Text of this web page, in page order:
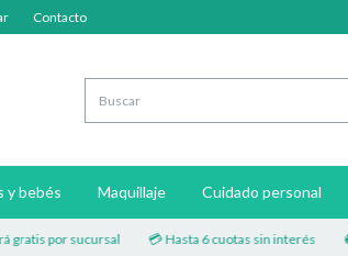
Contacto
y bebés Maquillaje Cuidado personal
por sucursal 💳 Hasta 6 cuotas sin interés 🚚